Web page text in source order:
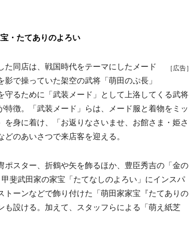
・たてありのよろい
［広告］
同店は、戦国時代をテーマにしたメード
で操っていた架空の武将「萌田のぷ長」
るために「武装メード」として上洛してくる武将
特徴。「武装メード」らは、メード服と着物をミッ
身に着け、「お返りなさいませ、お館さま・姫さ
のあいさつで来店客を迎える。
スター、折鶴や矢を飾るほか、豊臣秀吉の「金の
斐武田家の家宝「たてなしのよろい」にインスパ
ーンなどで飾り付けた「萌田家家宝『たてありの
設ける。加えて、スタッフらによる「萌え紙芝